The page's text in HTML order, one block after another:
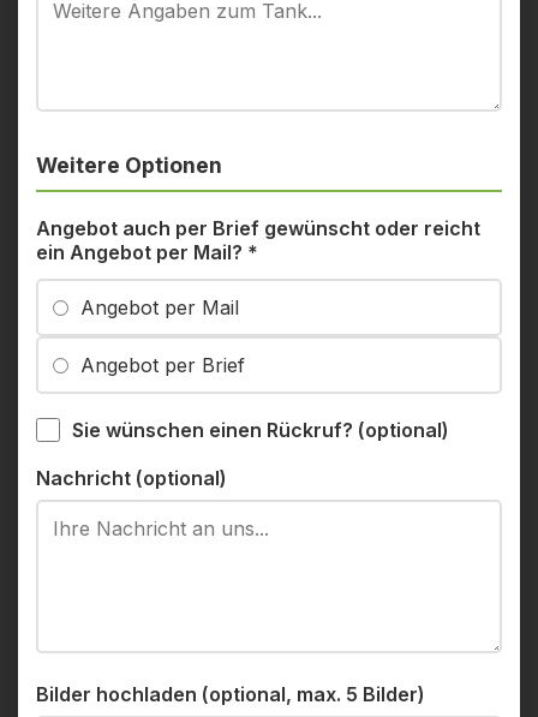
Weitere Optionen
Angebot auch per Brief gewünscht oder reicht
ein Angebot per Mail? *
Angebot per Mail
Angebot per Brief
Sie wünschen einen Rückruf? (optional)
Nachricht (optional)
Bilder hochladen (optional, max. 5 Bilder)